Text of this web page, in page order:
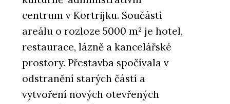
ČLÁNKY
Dominantou rekonstruované
bývalé fořtovny v Sudetech se
stala kachlová kamna
centrum v Kortrijku. Součástí
areálu o rozloze 5000 m² je hotel,
restaurace, lázně a kancelářské
prostory. Přestavba spočívala v
odstranění starých částí a
vytvoření nových otevřených